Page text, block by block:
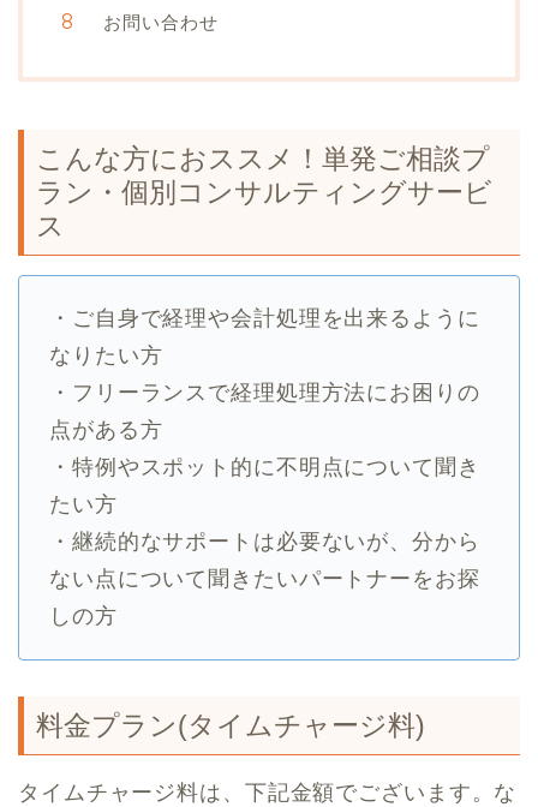
お問い合わせ
こんな方におススメ！単発ご相談プ
ラン・個別コンサルティングサービ
ス
・ご自身で経理や会計処理を出来るように
なりたい方
・フリーランスで経理処理方法にお困りの
点がある方
・特例やスポット的に不明点について聞き
たい方
・継続的なサポートは必要ないが、分から
ない点について聞きたいパートナーをお探
しの方
料金プラン(タイムチャージ料)
タイムチャージ料は、下記金額でございます。な